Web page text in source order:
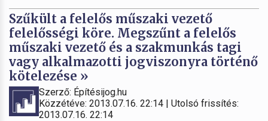
Szűkült a felelős műszaki vezető
felelősségi köre. Megszűnt a felelős
műszaki vezető és a szakmunkás tagi
vagy alkalmazotti jogviszonyra történő
kötelezése »
Szerző: Építésijog.hu
Közzétéve: 2013.07.16. 22:14 | Utolsó frissítés:
2013.07.16. 22:14